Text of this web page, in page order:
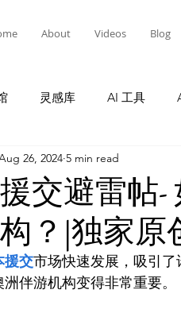
About Videos Blog
灵感库 AI 工具
Tool Tutorials
闻 灵感库 教程
交避雷帖
？|独家
26, 2024 5 min read
援交市场快速发展，吸引
伴游机构变得非常重要。